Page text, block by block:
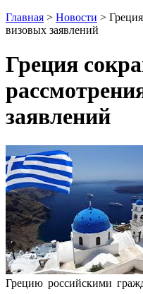
Главная > Новости >
визовых заявлений
Греция
заявлений
Грецию российскими